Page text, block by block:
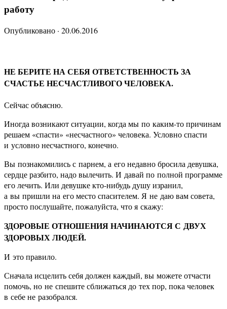
работу
Опубликовано · 20.06.2016
НЕ БЕРИТЕ НА СЕБЯ ОТВЕТСТВЕННОСТЬ ЗА
СЧАСТЬЕ НЕСЧАСТЛИВОГО ЧЕЛОВЕКА.
Сейчас объясню.
Иногда возникают ситуации, когда мы по каким-то причинам
решаем «спасти» «несчастного» человека. Условно спасти
и условно несчастного, конечно.
Вы познакомились с парнем, а его недавно бросила девушка,
сердце разбито, надо вылечить. И давай по полной программе
его лечить. Или девушке кто-нибудь душу изранил,
а вы пришли на его место спасителем. Я не даю вам совета,
просто послушайте, пожалуйста, что я скажу:
ЗДОРОВЫЕ ОТНОШЕНИЯ НАЧИНАЮТСЯ С ДВУХ
ЗДОРОВЫХ ЛЮДЕЙ.
И это правило.
Сначала исцелить себя должен каждый, вы можете отчасти
помочь, но не спешите сближаться до тех пор, пока человек
в себе не разобрался.